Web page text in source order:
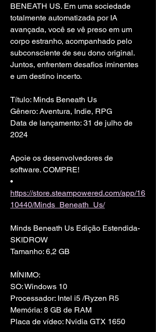
BENEATH US. Em uma sociedade
totalmente automatizada por IA
avançada, você se vê preso em um
corpo estranho, acompanhado pelo
subconsciente de seu dono original.
Juntos, enfrentem desafios iminentes
e um destino incerto.
Título: Minds Beneath Us
Gênero: Aventura, Indie, RPG
Data de lançamento: 31 de julho de
2024
Apoie os desenvolvedores de
software. COMPRE!
•
https://store.steampowered.com/app/16
10440/Minds_Beneath_Us/
Minds Beneath Us Edição Estendida-
SKIDROW
Tamanho: 6,2 GB
MÍNIMO:
SO: Windows 10
Processador: Intel i5 /Ryzen R5
Memória: 8 GB de RAM
Placa de vídeo: Nvidia GTX 1650